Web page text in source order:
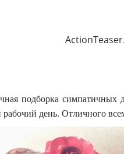
подборка симпатичных
рабочий день. Отличного